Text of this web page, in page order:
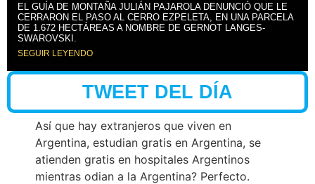
EL GUÍA DE MONTAÑA JULIÁN PAJAROLA DENUNCIÓ QUE LE
CERRARON EL PASO AL CERRO EZPELETA, EN UNA PARCELA
DE 1.672 HECTÁREAS A NOMBRE DE GERNOT LANGES-
SWAROVSKI.
SEGUIR LEYENDO
TWEET DEL DÍA
Así que hay extranjeros que viven en
Argentina, estudian gratis en Argentina, se
atienden gratis en hospitales Argentinos
mientras odian a la Argentina? Perfecto.